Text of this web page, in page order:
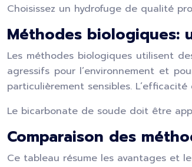
Choisissez un hydrofuge de qualité
Méthodes biologiques:
Les méthodes biologiques utilisent
agressifs pour l’environnement et
particulièrement sensibles.
Le bicarbonate de soude doit être
Comparaison des
Ce tableau résume les avantages et